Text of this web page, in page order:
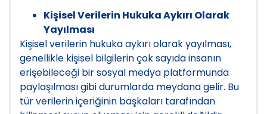
Kişisel Verilerin Hukuka Aykırı Olarak
Yayılması
Kişisel verilerin hukuka aykırı olarak yayılması,
genellikle kişisel bilgilerin çok sayıda insanın
erişebileceği bir sosyal medya platformunda
paylaşılması gibi durumlarda meydana gelir. Bu
tür verilerin içeriğinin başkaları tarafından